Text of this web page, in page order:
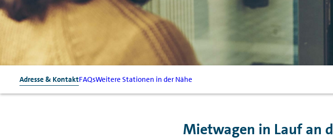
Adresse & KontaktFAQsWeitere Stationen in der Nähe
Mietwagen in Lauf an